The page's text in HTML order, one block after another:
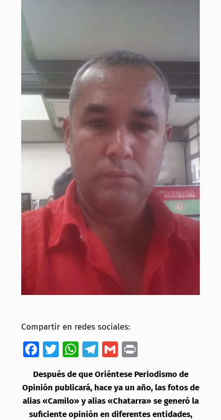
Compartir en redes sociales:
Facebook
Twitter
WhatsApp
Telegram
GmailPrint
Después de que Oriéntese Periodismo de
Opinión publicará, hace ya un año, las fotos de
alias «Camilo» y alias «Chatarra» se generó la
suficiente opinión en diferentes entidades,